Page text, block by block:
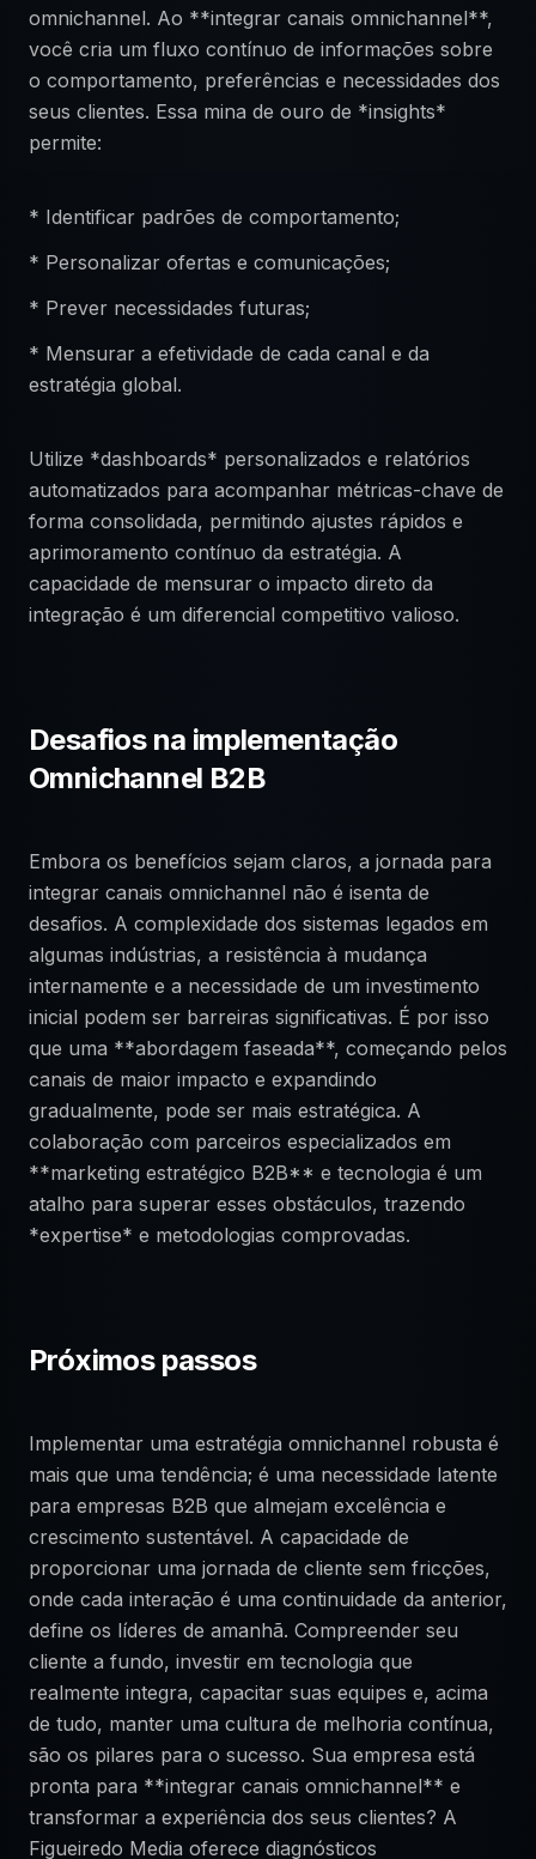
omnichannel. Ao **integrar canais omnichannel**,
você cria um fluxo contínuo de informações sobre
o comportamento, preferências e necessidades dos
seus clientes. Essa mina de ouro de *insights*
permite:
* Identificar padrões de comportamento;
* Personalizar ofertas e comunicações;
* Prever necessidades futuras;
* Mensurar a efetividade de cada canal e da
estratégia global.
Utilize *dashboards* personalizados e relatórios
automatizados para acompanhar métricas-chave de
forma consolidada, permitindo ajustes rápidos e
aprimoramento contínuo da estratégia. A
capacidade de mensurar o impacto direto da
integração é um diferencial competitivo valioso.
Desafios na implementação
Omnichannel B2B
Embora os benefícios sejam claros, a jornada para
integrar canais omnichannel não é isenta de
desafios. A complexidade dos sistemas legados em
algumas indústrias, a resistência à mudança
internamente e a necessidade de um investimento
inicial podem ser barreiras significativas. É por isso
que uma **abordagem faseada**, começando pelos
canais de maior impacto e expandindo
gradualmente, pode ser mais estratégica. A
colaboração com parceiros especializados em
**marketing estratégico B2B** e tecnologia é um
atalho para superar esses obstáculos, trazendo
*expertise* e metodologias comprovadas.
Próximos passos
Implementar uma estratégia omnichannel robusta é
mais que uma tendência; é uma necessidade latente
para empresas B2B que almejam excelência e
crescimento sustentável. A capacidade de
proporcionar uma jornada de cliente sem fricções,
onde cada interação é uma continuidade da anterior,
define os líderes de amanhã. Compreender seu
cliente a fundo, investir em tecnologia que
realmente integra, capacitar suas equipes e, acima
de tudo, manter uma cultura de melhoria contínua,
são os pilares para o sucesso. Sua empresa está
pronta para **integrar canais omnichannel** e
transformar a experiência dos seus clientes? A
Figueiredo Media oferece diagnósticos